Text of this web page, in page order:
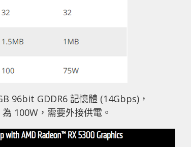
96bit GDDR6 記憶體 (14Gbps)，
100W，需要外接供電。